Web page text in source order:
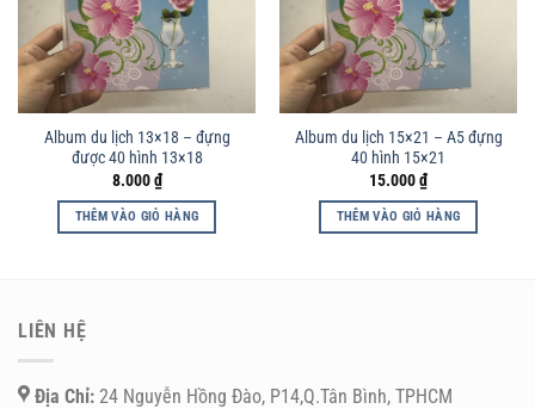
Album du lịch 13×18 – đựng
được 40 hình 13×18
8.000₫
THÊM VÀO GIỎ HÀNG
Album du lịch 15×21 – A5 đựng
40 hình 15×21
15.000₫
THÊM VÀO GIỎ HÀNG
LIÊN HỆ
Địa Chỉ: 24 Nguyễn Hồng Đào, P14,Q.Tân Bình, TPHCM